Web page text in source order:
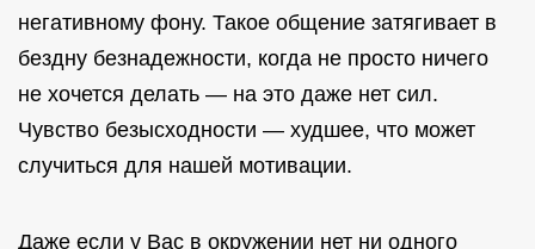
негативному фону. Такое общение затягивает в
бездну безнадежности, когда не просто ничего
не хочется делать — на это даже нет сил.
Чувство безысходности — худшее, что может
случиться для нашей мотивации.
Даже если у Вас в окружении нет ни одного